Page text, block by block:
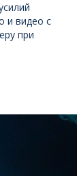
и видео с
при